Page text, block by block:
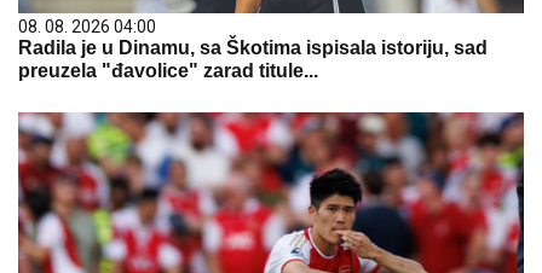
08. 08. 2026 04:00
Radila je u Dinamu, sa Škotima ispisala istoriju, sad
preuzela "đavolice" zarad titule...